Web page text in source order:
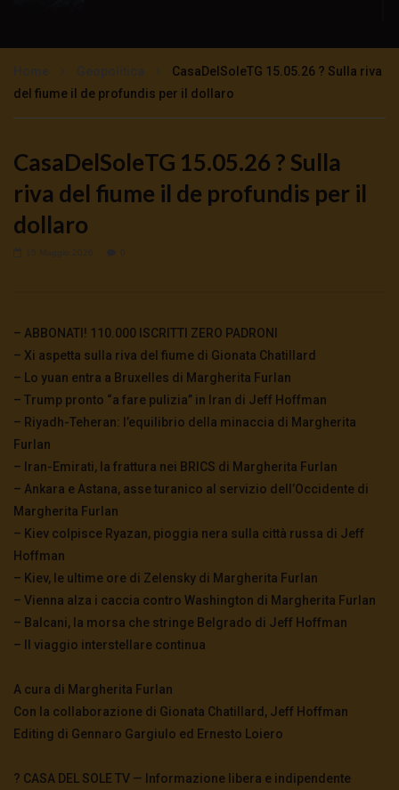
sovranità neutralità
4.2K 51
CasaDelSoleTG 15.05.26 ? Sulla riva
del fiume il de profundis per il dollaro
CasaDelSoleTG 15.05.26 ? Sulla
riva del fiume il de profundis per il
dollaro
– ABBONATI! 110.000 ISCRITTI ZERO PADRONI
– Xi aspetta sulla riva del fiume di Gionata Chatillard
– Lo yuan entra a Bruxelles di Margherita Furlan
– Trump pronto “a fare pulizia” in Iran di Jeff Hoffman
– Riyadh-Teheran: l’equilibrio della minaccia di Margherita
Furlan
– Iran-Emirati, la frattura nei BRICS di Margherita Furlan
– Ankara e Astana, asse turanico al servizio dell’Occidente di
Margherita Furlan
– Kiev colpisce Ryazan, pioggia nera sulla città russa di Jeff
Hoffman
– Kiev, le ultime ore di Zelensky di Margherita Furlan
– Vienna alza i caccia contro Washington di Margherita Furlan
– Balcani, la morsa che stringe Belgrado di Jeff Hoffman
– Il viaggio interstellare continua
A cura di Margherita Furlan
Con la collaborazione di Gionata Chatillard, Jeff Hoffman
Editing di Gennaro Gargiulo ed Ernesto Loiero
? CASA DEL SOLE TV — Informazione libera e indipendente